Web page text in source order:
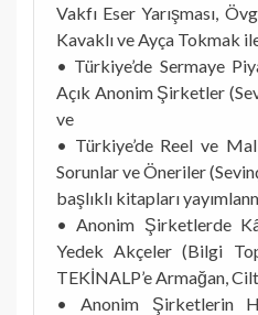
Vakfı Eser Yarışması,
Kavaklı ve Ayça Tokmak
• Türkiye’de Sermaye
Açık Anonim Şirketler
ve
• Türkiye’de Reel ve
Sorunlar ve Öneriler
başlıklı kitapları
• Anonim Şirketlerde
Yedek Akçeler (Bilgi
TEKİNALP’e Armağan,
• Anonim Şirketlerin